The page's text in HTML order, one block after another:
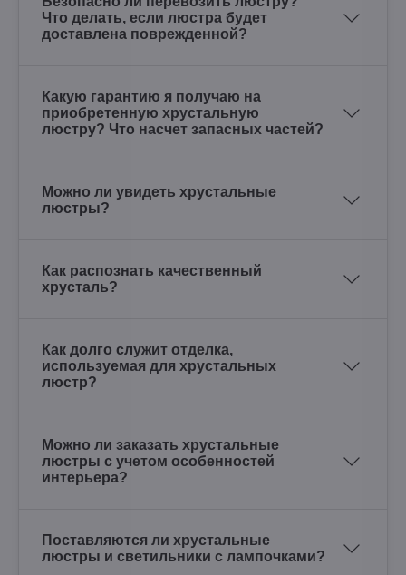
Что делать, если люстра будет
доставлена поврежденной?
Какую гарантию я получаю на
приобретенную хрустальную
люстру? Что насчет запасных частей?
Можно ли увидеть хрустальные
люстры?
Как распознать качественный
хрусталь?
Как долго служит отделка,
используемая для хрустальных
люстр?
Можно ли заказать хрустальные
люстры с учетом особенностей
интерьера?
Поставляются ли хрустальные
люстры и светильники с лампочками?